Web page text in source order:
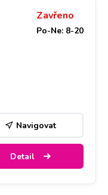
Zavřeno
Po-Ne: 8-20
Navigovat
Detail